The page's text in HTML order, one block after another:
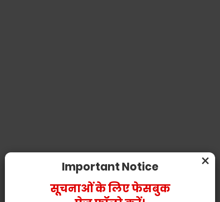
×
Important Notice
सूचनाओं के लिए फेसबुक